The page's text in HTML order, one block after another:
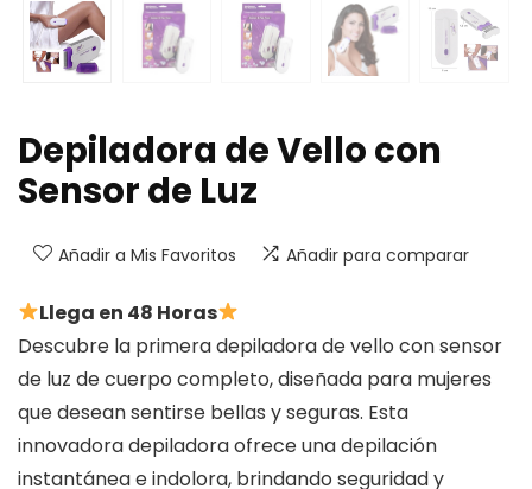
Depiladora de Vello con
Sensor de Luz
Añadir a Mis Favoritos Añadir para comparar
Llega en 48 Horas
Descubre la primera depiladora de vello con sensor
de luz de cuerpo completo, diseñada para mujeres
que desean sentirse bellas y seguras. Esta
innovadora depiladora ofrece una depilación
instantánea e indolora, brindando seguridad y